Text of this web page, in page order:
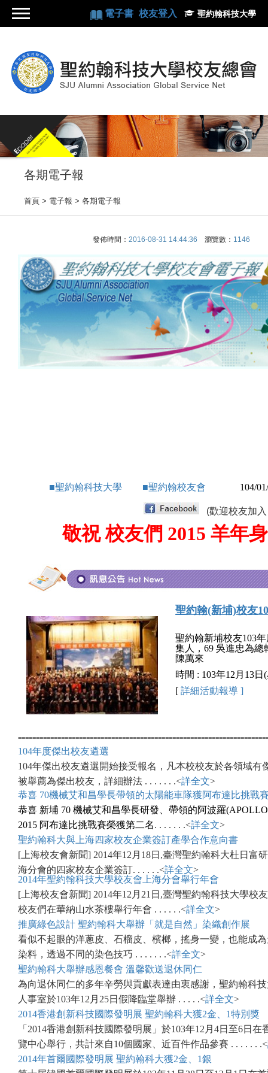
電子書 校友登入 聖約翰科技大學
各期電子報
首頁 > 電子報 > 各期電子報
發佈時間： 2016-08-31 14:44:36 瀏覽數： 1146
■聖約翰科技大學 ■聖約翰校友會 104/
(歡迎校友加入
敬祝 校友們 2015 羊年
聖約翰(新埔)校友
聖約翰新埔校友103
集人，69 吳進忠為總
陳萬來
時間 : 103年12月13
[ 詳細活動報導 ]
104年度傑出校友遴選
104年傑出校友遴選開始接受報名，凡本校校友於各領域有
被舉薦為傑出校友，詳細辦法 . . . . . . .<詳全文>
恭喜 70機械艾和昌學長帶領的太陽能車隊獲阿布達比挑戰
恭喜 新埔 70 機械艾和昌學長研發、帶領的阿波羅
2015 阿布達比挑戰賽榮獲第二名. . . . . . .<詳全文>
聖約翰科大與上海四家校友企業簽訂產學合作意向書
[上海校友會新聞] 2014年12月18日,臺灣聖約翰科大杜日富
海分會的四家校友企業簽訂. . . . . .<詳全文>
2014年聖約翰科技大學校友會上海分會舉行年會
[上海校友會新聞] 2014年12月21日,臺灣聖約翰科技大學校
校友們在華納山水茶樓舉行年會 . . . . . .<詳全文>
推廣綠色設計 聖約翰科大舉辦「就是自然」染織創作展
看似不起眼的洋蔥皮、石榴皮、檳榔，搖身一變，也能成
染料，透過不同的染色技巧 . . . . . . .<詳全文>
聖約翰科大舉辦感恩餐會 溫馨歡送退休同仁
為向退休同仁的多年辛勞與貢獻表達由衷感謝，聖約翰科
人事室於103年12月25日假降臨堂舉辦 . . . . .<詳全文>
2014香港創新科技國際發明展 聖約翰科大獲2金、1特別獎
「2014香港創新科技國際發明展」於103年12月4日至6日在
覽中心舉行，共計來自10個國家、近百件作品參賽 . . . . . . .<
2014年首爾國際發明展 聖約翰科大獲2金、1銀